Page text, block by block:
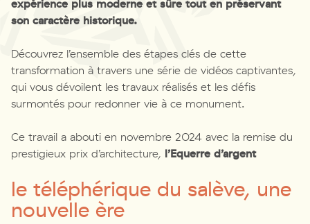
expérience plus moderne et sûre tout en préservant
son caractère historique.
Découvrez l’ensemble des étapes clés de cette
transformation à travers une série de vidéos captivantes,
qui vous dévoilent les travaux réalisés et les défis
surmontés pour redonner vie à ce monument.
Ce travail a abouti en novembre 2024 avec la remise du
prestigieux prix d’architecture, l’Equerre d’argent
le téléphérique du salève, une
nouvelle ère